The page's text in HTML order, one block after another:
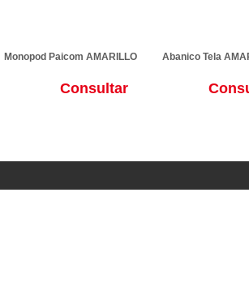
Monopod Paicom AMARILLO
Consultar
Abanico Tela